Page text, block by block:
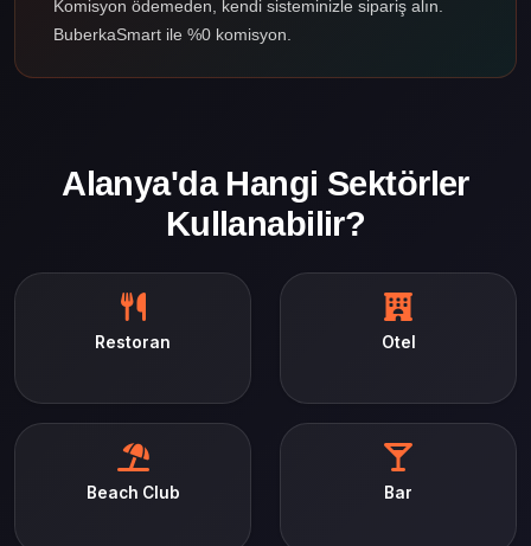
Komisyon ödemeden, kendi sisteminizle sipariş alın.
BuberkaSmart ile %0 komisyon.
Alanya'da Hangi Sektörler
Kullanabilir?
Restoran Otel
Beach Club Bar